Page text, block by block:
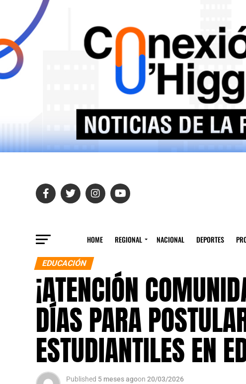
HOME REGIONAL NACIONAL DEPORTES
EDUCACIÓN
¡ATENCIÓN
DÍAS PARA
ESTUDIANTILES EN
Published 5 meses agoon 20/03/2026